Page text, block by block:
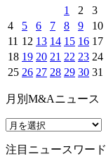
1
2
3
4
5 6 7 8 9
10
11 12 13 14 15 16 17
18 19 20 21 22 23 24
25 26 27 28 29 30 31
月別M&Aニュース
注目ニュースワード